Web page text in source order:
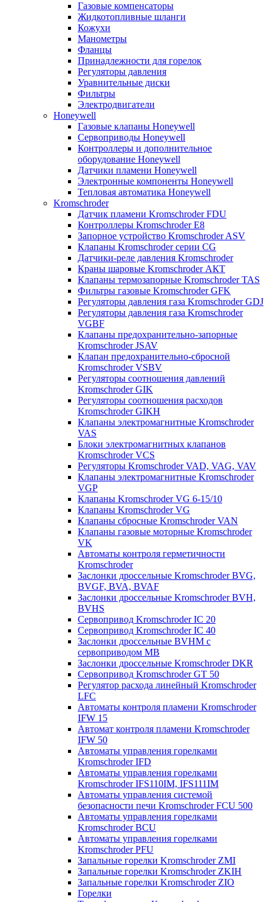
Газовые компенсаторы
Жидкотопливные шланги
Кожухи
Манометры
Фланцы
Принадлежности для горелок
Регуляторы давления
Уравнительные диски
Фильтры
Электродвигатели
Honeywell
Газовые клапаны Honeywell
Сервоприводы Honeywell
Контроллеры и дополнительное
оборудование Honeywell
Датчики пламени Honeywell
Электронные компоненты Honeywell
Тепловая автоматика Honeywell
Kromschroder
Датчик пламени Kromschroder FDU
Контроллеры Kromschroder E8
Запорное устройство Kromschroder ASV
Клапаны Kromschroder серии CG
Датчики-реле давления Kromschroder
Краны шаровые Kromschroder АКТ
Клапаны термозапорные Kromschroder TAS
Фильтры газовые Kromschroder GFK
Регуляторы давления газа Kromschroder GDJ
Регуляторы давления газа Kromschroder
VGBF
Клапаны предохранительно-запорные
Kromschroder JSAV
Клапан предохранительно-сбросной
Kromschroder VSBV
Регуляторы соотношения давлений
Kromschroder GIK
Регуляторы соотношения расходов
Kromschroder GIKH
Клапаны электромагнитные Kromschroder
VAS
Блоки электромагнитных клапанов
Kromschroder VCS
Регуляторы Kromschroder VAD, VAG, VAV
Клапаны электромагнитные Kromschroder
VGP
Клапаны Kromschroder VG 6-15/10
Клапаны Kromschroder VG
Клапаны сбросные Kromschroder VAN
Клапаны газовые моторные Kromschroder
VK
Автоматы контроля герметичности
Kromschroder
Заслонки дроссельные Kromschroder BVG,
BVGF, BVA, BVAF
Заслонки дроссельные Kromschroder BVH,
BVHS
Сервопривод Kromschroder IC 20
Сервопривод Kromschroder IC 40
Заслонки дроссельные BVHM с
сервоприводом МВ
Заслонки дроссельные Kromschroder DKR
Cервопривод Kromschroder GT 50
Регулятор расхода линейный Kromschroder
LFC
Автоматы контроля пламени Kromschroder
IFW 15
Автомат контроля пламени Kromschroder
IFW 50
Автоматы управления горелками
Kromschroder IFD
Автоматы управления горелками
Kromschroder IFS110IM, IFS111IM
Автоматы управления системой
безопасности печи Kromschroder FCU 500
Автоматы управления горелками
Kromschroder BCU
Автоматы управления горелками
Kromschroder PFU
Запальные горелки Kromschroder ZМI
Запальные горелки Kromschroder ZKIH
Запальные горелки Kromschroder ZIO
Горелки